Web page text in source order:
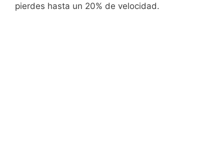
pierdes hasta un 20% de velocidad.